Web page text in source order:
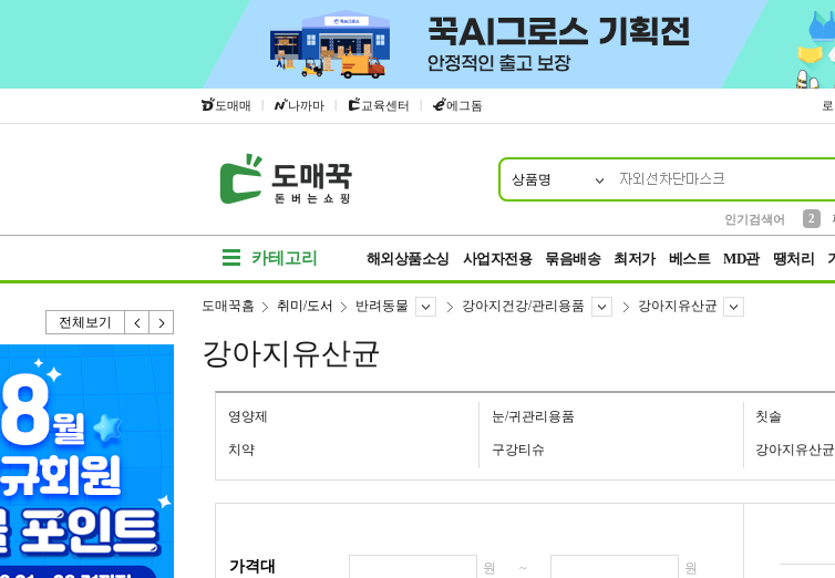
도매매 | 나까마 | 교육센터 | 에그돔
상품명
인기검색어
2
카테고리 해외상품소싱 사업자전용 묶음배송 최저가 베스트 MD관 땡처리
전체보기
도매꾹홈 취미/도서 반려동물 강아지건강/관리용품 강아지유산균
강아지유산균
영양제 눈/귀관리용품 칫솔
치약 구강티슈 강아지유산균
가격대 원 ~ 원